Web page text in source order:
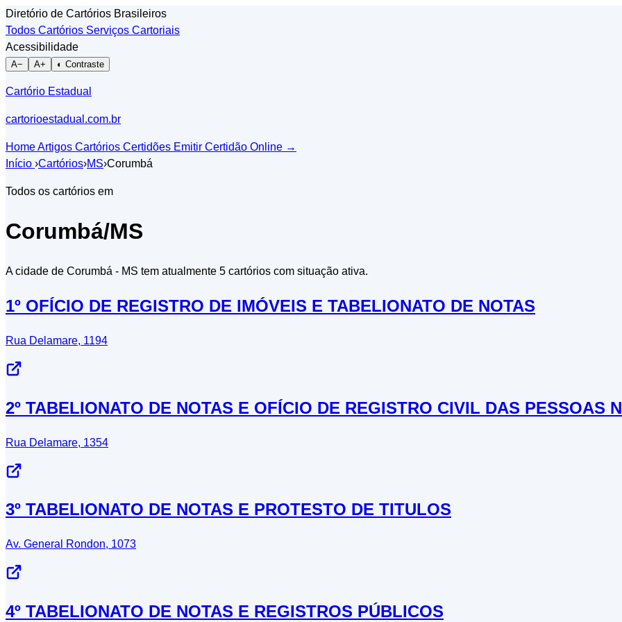
Diretório de Cartórios Brasileiros
Todos Cartórios Serviços Cartoriais
Acessibilidade
A− A+ ◐ Contraste
Cartório Estadual
cartorioestadual.com.br
HomeArtigos Cartórios Certidões Emitir Certidão Online →
Início ›Cartórios›MS›Corumbá
Todos os cartórios em
Corumbá/MS
A cidade de Corumbá - MS tem atualmente 5 cartórios com situação ativa.
1º OFÍCIO DE REGISTRO DE IMÓVEIS E TABELIONATO DE NOTAS
Rua Delamare, 1194
2º TABELIONATO DE NOTAS E OFÍCIO DE REGISTRO CIVIL DAS PESSOAS
Rua Delamare, 1354
3º TABELIONATO DE NOTAS E PROTESTO DE TITULOS
Av. General Rondon, 1073
4º TABELIONATO DE NOTAS E REGISTROS PÚBLICOS